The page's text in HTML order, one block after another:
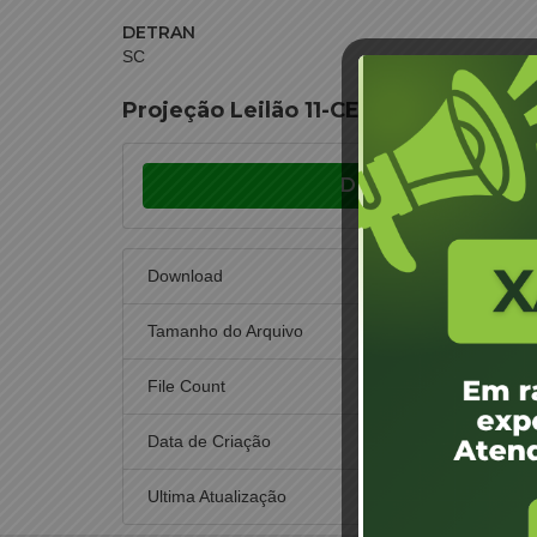
DETRAN
SC
Projeção Leilão 11-CEL-17 –
Download
Download
Tamanho do Arquivo
File Count
Data de Criação 7
Ultima Atualização